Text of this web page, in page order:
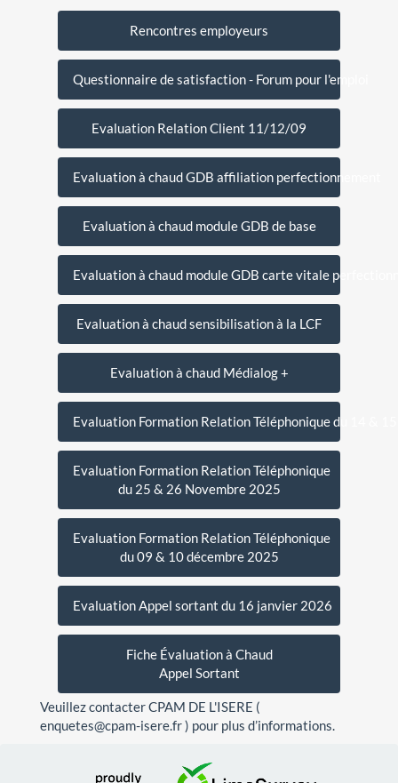
Rencontres employeurs
Questionnaire de satisfaction - Forum pour l'emploi
Evaluation Relation Client 11/12/09
Evaluation à chaud GDB affiliation perfectionnement
Evaluation à chaud module GDB de base
Evaluation à chaud module GDB carte vitale
Evaluation à chaud sensibilisation à la LCF
Evaluation à chaud Médialog +
Evaluation Formation Relation Téléphonique du 14 &
Evaluation Formation Relation Téléphonique
du 25 & 26 Novembre 2025
Evaluation Formation Relation Téléphonique
du 09 & 10 décembre 2025
Evaluation Appel sortant du 16 janvier 2026
Fiche Évaluation à Chaud
Appel Sortant
Veuillez contacter CPAM DE L'ISERE (
enquetes@cpam-isere.fr ) pour plus d’informations.